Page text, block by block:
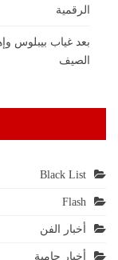
الرقمية
بعد غياب بيبلوس
الصيف
Black List
Flash
أخبار الفن
أخبار حامية